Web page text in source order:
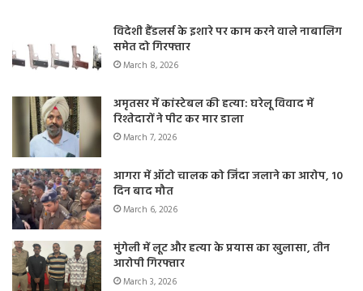
विदेशी हैंडलर्स के इशारे पर काम करने वाले नाबालिग
समेत दो गिरफ्तार
March 8, 2026
अमृतसर में कांस्टेबल की हत्या: घरेलू विवाद में
रिश्तेदारों ने पीट कर मार डाला
March 7, 2026
आगरा में ऑटो चालक को जिंदा जलाने का आरोप, 10
दिन बाद मौत
March 6, 2026
मुंगेली में लूट और हत्या के प्रयास का खुलासा, तीन
आरोपी गिरफ्तार
March 3, 2026